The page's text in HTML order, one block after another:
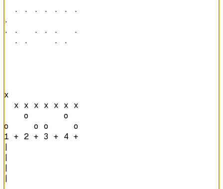
  · · · · · · ·
·
· ·   · · ·   ·
  · ·     · ·
x
  x x x x x x x
    o       o
o     o o     o
1 + 2 + 3 + 4 +
|
|
|
|